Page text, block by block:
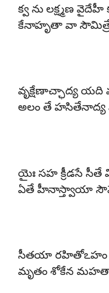
క్వ ను లక్ష్మణ
కేనాహృతా వా సౌమిత్రే
వృక్షేణాచ్ఛాద్య యది
అలం తే హసితేనాద్య
యైః సహ క్రీడసే సీతే
ఏతే హీనాస్త్వాయా
సీతయా రహితోఽహం
మృతం శోకేన